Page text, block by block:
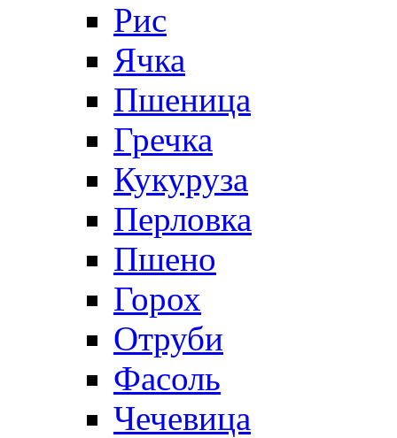
Рис
Ячка
Пшеница
Гречка
Кукуруза
Перловка
Пшено
Горох
Отруби
Фасоль
Чечевица